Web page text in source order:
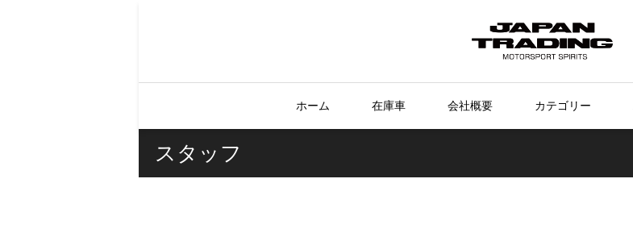
ホーム 在庫車 会社概要 カテゴリー
スタッフ